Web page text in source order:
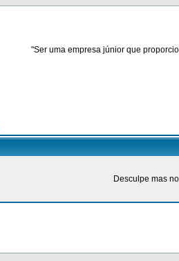
"Ser uma empresa júnior que
Desculpe mas